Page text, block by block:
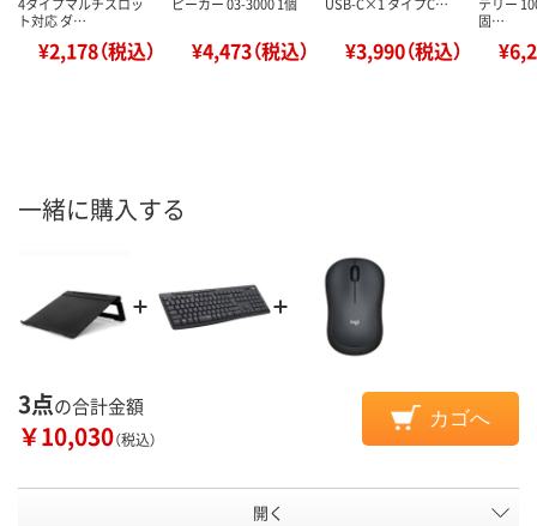
ト対応 ダ…
¥2,178（税込） ¥4,473（税込） ¥3,990（税込）
固…
一緒に購入する
3点の合計金額
￥10,030（税込）
カゴへ
開く